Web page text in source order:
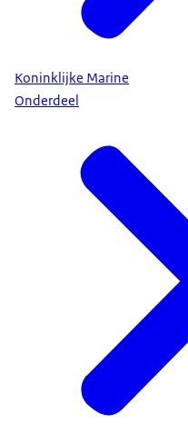
Koninklijke Marine
Onderdeel